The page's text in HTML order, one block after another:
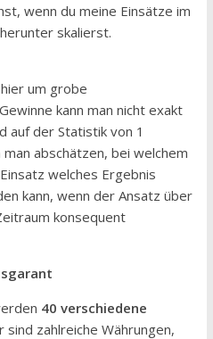
wenn du meine Einsätze im
skalierst.
um grobe
kann man nicht exakt
auf der Statistik von 1
abschätzen, bei welchem
welches Ergebnis
kann, wenn der Ansatz über
konsequent
40 verschiedene
sind zahlreiche Währungen,